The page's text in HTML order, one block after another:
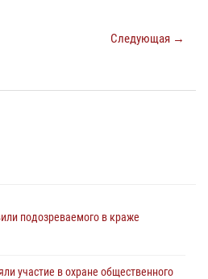
Следующая →
подозреваемого в краже
участие в охране общественного